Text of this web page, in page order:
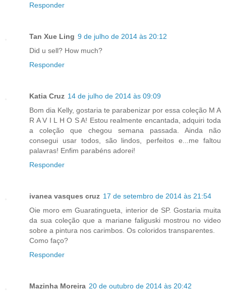
Responder
Tan Xue Ling 9 de julho de 2014 às 20:12
Did u sell? How much?
Responder
Katia Cruz 14 de julho de 2014 às 09:09
Bom dia Kelly, gostaria te parabenizar por essa coleção M A
R A V I L H O S A! Estou realmente encantada, adquiri toda
a coleção que chegou semana passada. Ainda não
consegui usar todos, são lindos, perfeitos e...me faltou
palavras! Enfim parabéns adorei!
Responder
ivanea vasques cruz 17 de setembro de 2014 às 21:54
Oie moro em Guaratingueta, interior de SP. Gostaria muita
da sua coleção que a mariane faliguski mostrou no video
sobre a pintura nos carimbos. Os coloridos transparentes.
Como faço?
Responder
Mazinha Moreira 20 de outubro de 2014 às 20:42